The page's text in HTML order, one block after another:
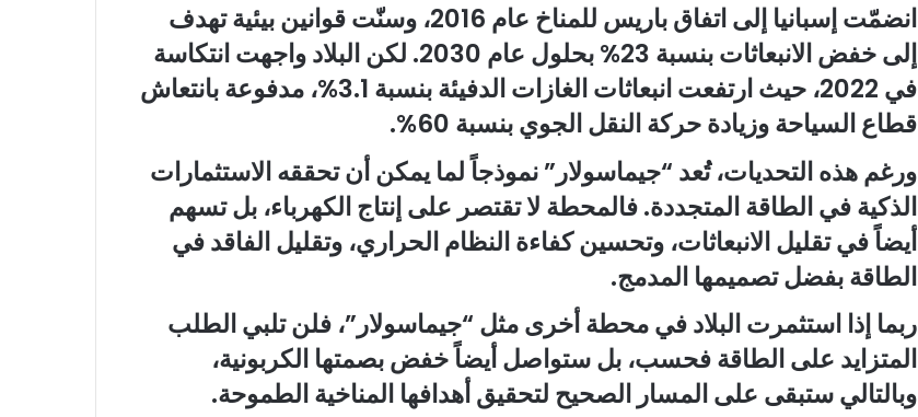
انضمّت إسبانيا إلى اتفاق باريس للمناخ عام 2016، وسنّت قوانين بيئية تهدف
إلى خفض الانبعاثات بنسبة 23% بحلول عام 2030. لكن البلاد واجهت انتكاسة
في 2022، حيث ارتفعت انبعاثات الغازات الدفيئة بنسبة 3.1%، مدفوعة بانتعاش
قطاع السياحة وزيادة حركة النقل الجوي بنسبة 60%.
ورغم هذه التحديات، تُعد “جيماسولار” نموذجاً لما يمكن أن تحققه الاستثمارات
الذكية في الطاقة المتجددة. فالمحطة لا تقتصر على إنتاج الكهرباء، بل تسهم
أيضاً في تقليل الانبعاثات، وتحسين كفاءة النظام الحراري، وتقليل الفاقد في
الطاقة بفضل تصميمها المدمج.
ربما إذا استثمرت البلاد في محطة أخرى مثل “جيماسولار”، فلن تلبي الطلب
المتزايد على الطاقة فحسب، بل ستواصل أيضاً خفض بصمتها الكربونية،
وبالتالي ستبقى على المسار الصحيح لتحقيق أهدافها المناخية الطموحة.